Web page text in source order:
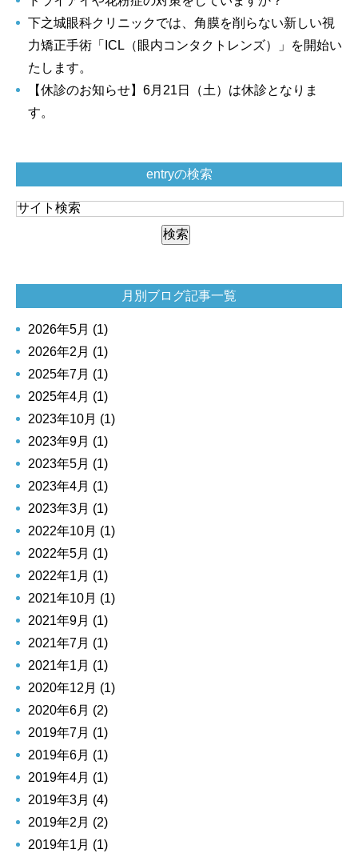
下之城眼科クリニックでは、角膜を削らない新しい視
力矯正手術「ICL（眼内コンタクトレンズ）」を開始い
たします。
【休診のお知らせ】6月21日（土）は休診となりま
す。
entryの検索
月別ブログ記事一覧
2026年5月 (1)
2026年2月 (1)
2025年7月 (1)
2025年4月 (1)
2023年10月 (1)
2023年9月 (1)
2023年5月 (1)
2023年4月 (1)
2023年3月 (1)
2022年10月 (1)
2022年5月 (1)
2022年1月 (1)
2021年10月 (1)
2021年9月 (1)
2021年7月 (1)
2021年1月 (1)
2020年12月 (1)
2020年6月 (2)
2019年7月 (1)
2019年6月 (1)
2019年4月 (1)
2019年3月 (4)
2019年2月 (2)
2019年1月 (1)